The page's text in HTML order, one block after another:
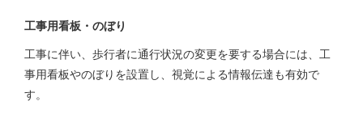
工事用看板・のぼり
工事に伴い、歩行者に通行状況の変更を要する場合には、工
事用看板やのぼりを設置し、視覚による情報伝達も有効で
す。